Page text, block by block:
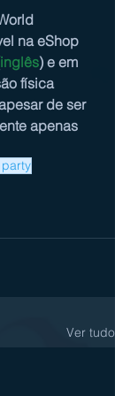
na eShop
inglês) e em
física
de ser
apenas
Ver tudo